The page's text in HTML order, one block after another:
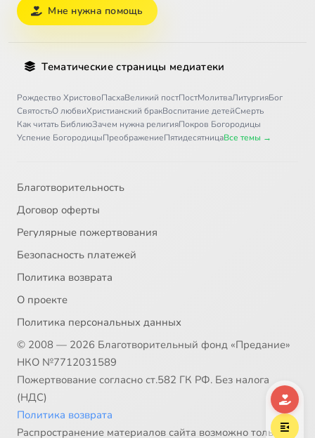
Мне нужна помощь
Тематические страницы медиатеки
Рождество ХристовоПасхаВеликий постПостМолитваЛитургияБог
СвятостьО любвиХристианский бракВоспитание детейСмерть
Как читать БиблиюЗачем нужна религияПокров Богородицы
Успение БогородицыПреображениеПятидесятницаВсе темы →
Благотворительность
Договор оферты
Регулярные пожертвования
Безопасность платежей
Политика возврата
О проекте
Политика персональных данных
© 2008 — 2026 Благотворительный фонд «Предание»
НКО №7712031589
Пожертвование согласно ст.582 ГК РФ. Без налога
(НДС)
Политика возврата
Распространение материалов сайта возможно только в